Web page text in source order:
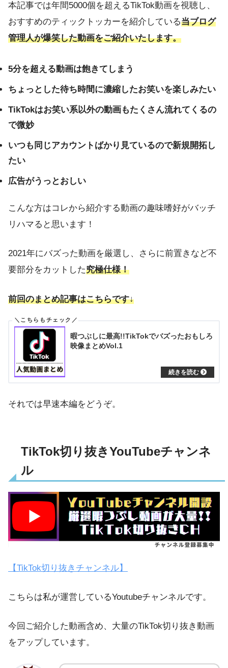
本記事では年間5000個を超えるTikTok動画を視聴し、
おすすめのティックトッカーを紹介している当ブログ
管理人が爆笑した動画をご紹介いたします。
5分を超える動画は飽きてしまう
ちょっとした待ち時間に濃縮したお笑いを楽しみたい
TikTokはお笑い系以外の動画もたくさん流れてくるの
で微妙
いつも同じアカウントばかり見ているので新規開拓し
たい
広告がうっとおしい
こんな方はコレから紹介する動画の趣味嗜好がバッチ
リハマると思います！
2021年にバズった動画を厳選し、さらに前置きなど不
要部分をカットした究極仕様！
前回のまとめ記事はこちらです↓
暇つぶしに最高!!TikTokでバズったおもしろ
映像まとめVol.1
それでは早速本編をどうぞ。
TikTok切り抜きYouTubeチャンネ
ル
【TikTok切り抜きチャンネル】
こちらは私が運営しているYoutubeチャンネルです。
今回ご紹介した動画含め、大量のTikTok切り抜き動画
をアップしています。